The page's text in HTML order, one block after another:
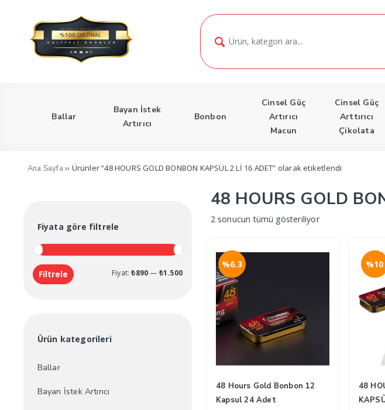
Ballar
Bayan İstek
Artırıcı
Bonbon
Cinsel Güç
Artırıcı
Macun
Cinsel Güç
Arttırıcı
Çikolata
Ana Sayfa ›› Ürünler “48 HOURS GOLD BONBON KAPSÜL 2 Lİ 16 ADET” olarak etiketlendi
Fiyata göre filtrele
En
En
Filtrele Fiyat:₺890— ₺1.500
Ürün kategorileri
Ballar
Bayan İstek Artırıcı
48 HOURS GOLD
2 sonucun tümü gösteriliyor
48 Hours Gold Bonbon 12
Kapsul 24 Adet
%6.3
48
%10